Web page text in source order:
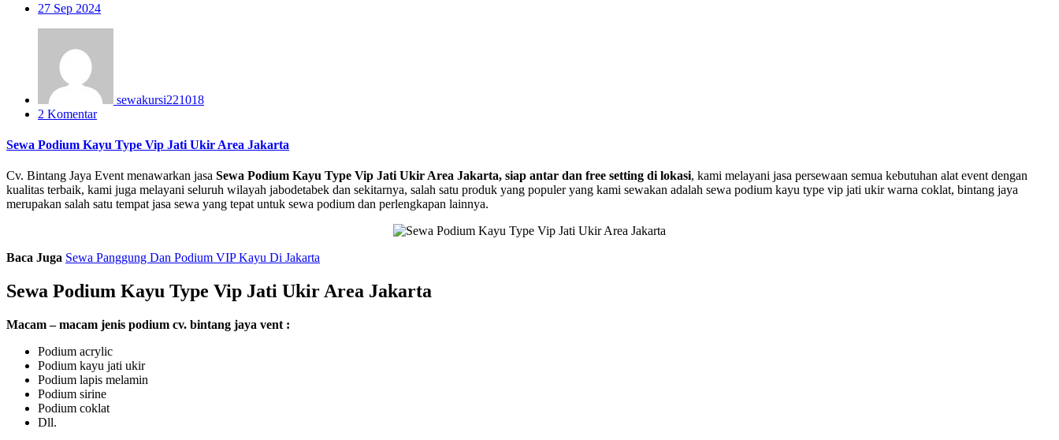
27 Sep 2024
sewakursi221018
2 Komentar
Sewa Podium Kayu Type Vip Jati Ukir Area Jakarta
Cv. Bintang Jaya Event menawarkan jasa Sewa Podium Kayu Type Vip Jati Ukir Area Jakarta, siap antar dan free setting di lokasi, kami melayani jasa persewaan semua kebutuhan alat event dengan
kualitas terbaik, kami juga melayani seluruh wilayah jabodetabek dan sekitarnya, salah satu produk yang populer yang kami sewakan adalah sewa podium kayu type vip jati ukir warna coklat, bintang jaya
merupakan salah satu tempat jasa sewa yang tepat untuk sewa podium dan perlengkapan lainnya.
Baca Juga Sewa Panggung Dan Podium VIP Kayu Di Jakarta
Sewa Podium Kayu Type Vip Jati Ukir Area Jakarta
Macam – macam jenis podium cv. bintang jaya vent :
Podium acrylic
Podium kayu jati ukir
Podium lapis melamin
Podium sirine
Podium coklat
Dll.